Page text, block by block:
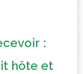
:
hôte et